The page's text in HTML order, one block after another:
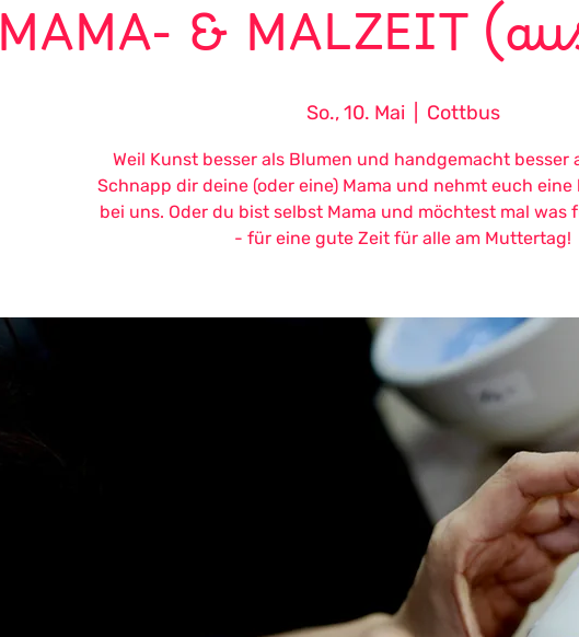
MAMA- & MALZEIT
So., 10. Mai
  |
Cottbus
Weil Kunst besser als Blumen und handgemacht besser
Schnapp dir deine (oder eine) Mama und nehmt euch
bei uns. Oder du bist selbst Mama und möchtest mal was
- für eine gute Zeit für alle am Muttertag!